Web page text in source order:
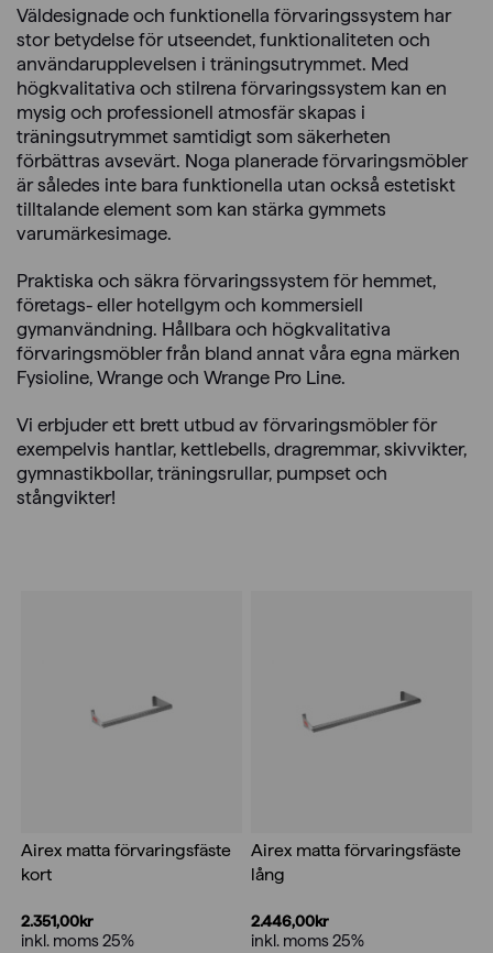
Väldesignade och funktionella förvaringssystem har
stor betydelse för utseendet, funktionaliteten och
användarupplevelsen i träningsutrymmet. Med
högkvalitativa och stilrena förvaringssystem kan en
mysig och professionell atmosfär skapas i
träningsutrymmet samtidigt som säkerheten
förbättras avsevärt. Noga planerade förvaringsmöbler
är således inte bara funktionella utan också estetiskt
tilltalande element som kan stärka gymmets
varumärkesimage.
Praktiska och säkra förvaringssystem för hemmet,
företags- eller hotellgym och kommersiell
gymanvändning. Hållbara och högkvalitativa
förvaringsmöbler från bland annat våra egna märken
Fysioline, Wrange och Wrange Pro Line.
Vi erbjuder ett brett utbud av förvaringsmöbler för
exempelvis hantlar, kettlebells, dragremmar, skivvikter,
gymnastikbollar, träningsrullar, pumpset och
stångvikter!
Airex matta förvaringsfäste
kort
2.351,00kr
inkl. moms 25%
Airex matta förvaringsfäste
lång
2.446,00kr
inkl. moms 25%